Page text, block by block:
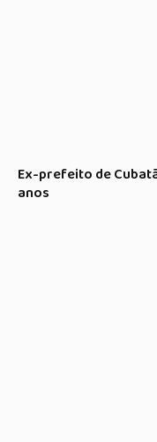
Ex-prefeito de
anos